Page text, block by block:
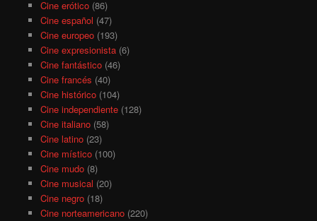
Cine erótico(86)
Cine español (47)
Cine europeo(193)
Cine expresionista(6)
Cine fantástico(46)
Cine francés (40)
Cine histórico(104)
Cine independiente(128)
Cine italiano(58)
Cine latino(23)
Cine místico(100)
Cine mudo(8)
Cine musical (20)
Cine negro(18)
Cine norteamericano(220)